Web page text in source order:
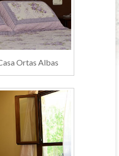
Ortas Albas